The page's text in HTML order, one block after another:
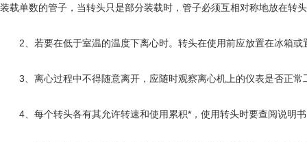
装载单数的管子，当转头只是部分装载时，管子必须互相对称地放在转
2、若要在低于室温的温度下离心时。转头在使用前应放置在冰箱或
3、离心过程中不得随意离开，应随时观察离心机上的仪表是否正常
4、每个转头各有其允许转速和使用累积*，使用转头时要查阅说明书